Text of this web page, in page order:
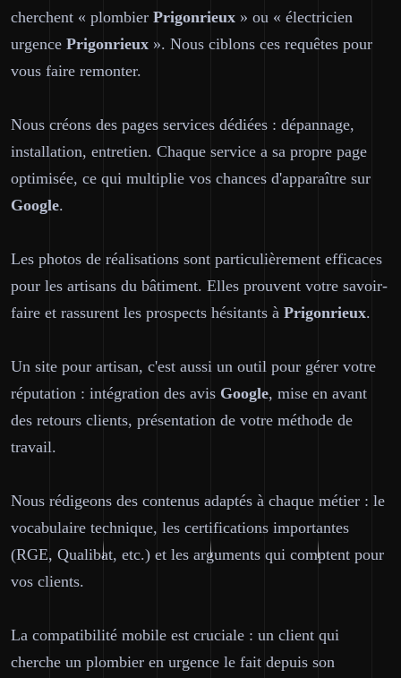
cherchent « plombier Prigonrieux » ou « électricien
urgence Prigonrieux ». Nous ciblons ces requêtes pour
vous faire remonter.
Nous créons des pages services dédiées : dépannage,
installation, entretien. Chaque service a sa propre page
optimisée, ce qui multiplie vos chances d'apparaître sur
Google.
Les photos de réalisations sont particulièrement efficaces
pour les artisans du bâtiment. Elles prouvent votre savoir-
faire et rassurent les prospects hésitants à Prigonrieux.
Un site pour artisan, c'est aussi un outil pour gérer votre
réputation : intégration des avis Google, mise en avant
des retours clients, présentation de votre méthode de
travail.
Nous rédigeons des contenus adaptés à chaque métier : le
vocabulaire technique, les certifications importantes
(RGE, Qualibat, etc.) et les arguments qui comptent pour
vos clients.
La compatibilité mobile est cruciale : un client qui
cherche un plombier en urgence le fait depuis son